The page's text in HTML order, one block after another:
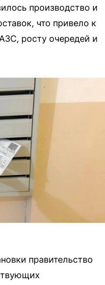
производство и
что привело к
росту очередей и
правительство